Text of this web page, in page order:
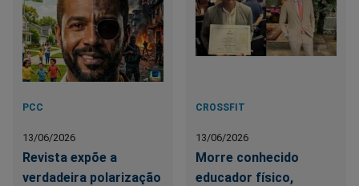
PCC
13/06/2026
Revista expõe a
verdadeira polarização
CROSSFIT
13/06/2026
Morre conhecido
educador físico,